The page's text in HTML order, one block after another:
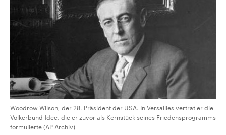
Woodrow Wilson, der 28. Präsident der USA. In Versailles vertrat er die
Völkerbund-Idee, die er zuvor als Kernstück seines Friedensprogramms
formulierte (AP Archiv)